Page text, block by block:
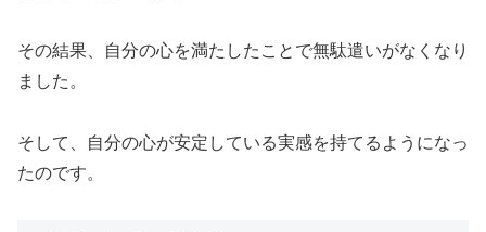
その結果、自分の心を満たしたことで無駄遣いがなくなり
ました。
そして、自分の心が安定している実感を持てるようになっ
たのです。